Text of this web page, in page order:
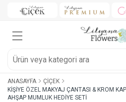
ANASAYFA
ÇIÇEK
KIŞIYE ÖZEL MAKYAJ ÇANTASI & KROM
AHŞAP MUMLUK HEDIYE SETI